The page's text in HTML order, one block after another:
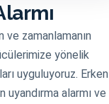
ve zamanlamanın
yönelik
uyguluyoruz. Erken
alarmı ve